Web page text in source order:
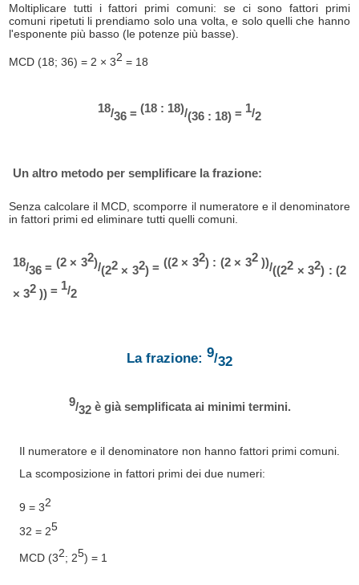
Moltiplicare tutti i fattori primi comuni: se ci sono fattori primi
comuni ripetuti li prendiamo solo una volta, e solo quelli che hanno
l'esponente più basso (le potenze più basse).
MCD (18; 36) = 2 × 32 = 18
18/36 = (18 : 18)/(36 : 18) = 1/2
Un altro metodo per semplificare la frazione:
Senza calcolare il MCD, scomporre il numeratore e il denominatore
in fattori primi ed eliminare tutti quelli comuni.
18/36 = (2 × 32)/(22× 32)= ((2 × 32) : (2 × 32))/((22 × 32) : (2
× 32 )) = 1/2
La frazione: 9/32
9/32è già semplificata ai minimi termini.
Il numeratore e il denominatore non hanno fattori primi comuni.
La scomposizione in fattori primi dei due numeri:
9 = 32
32 = 25
MCD (32; 25) = 1